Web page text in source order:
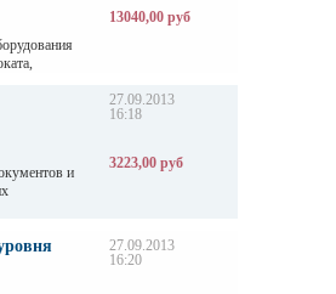
13040,00 руб
и
27.09.2013
16:18
3223,00 руб
27.09.2013
16:20